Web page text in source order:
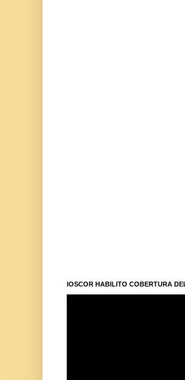
IOSCOR HABILITO COBERTURA